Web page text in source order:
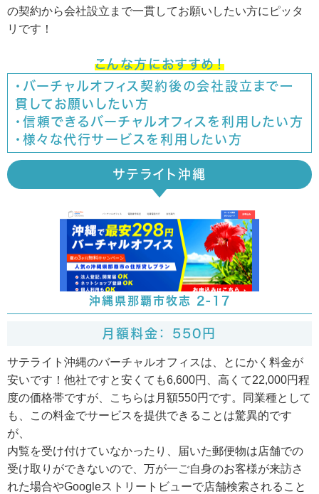
の契約から会社設立まで一貫してお願いしたい方にピッタ
リです！
こんな方におすすめ！
・バーチャルオフィス契約後の会社設立まで一
貫してお願いしたい方
・信頼できるバーチャルオフィスを利用したい方
・様々な代行サービスを利用したい方
サテライト沖縄
沖縄県那覇市牧志 2-17
月額料金： 550円
サテライト沖縄のバーチャルオフィスは、とにかく料金が
安いです！他社ですと安くても6,600円、高くて22,000円程
度の価格帯ですが、こちらは月額550円です。同業種として
も、この料金でサービスを提供できることは驚異的です
が、
内覧を受け付けていなかったり、届いた郵便物は店舗での
受け取りができないので、万が一ご自身のお客様が来訪さ
れた場合やGoogleストリートビューで店舗検索されること